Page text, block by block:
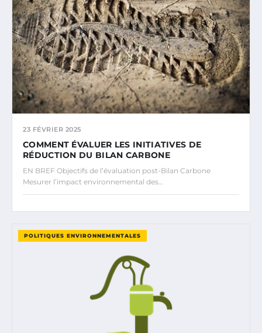
23 FÉVRIER 2025
COMMENT ÉVALUER LES INITIATIVES DE
RÉDUCTION DU BILAN CARBONE
EN BREF Objectifs de l’évaluation post-Bilan Carbone
Mesurer l’impact environnemental des…
POLITIQUES ENVIRONNEMENTALES